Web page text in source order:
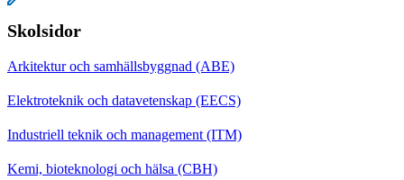
Skolsidor
Arkitektur och samhällsbyggnad (ABE)
Elektroteknik och datavetenskap (EECS)
Industriell teknik och management (ITM)
Kemi, bioteknologi och hälsa (CBH)